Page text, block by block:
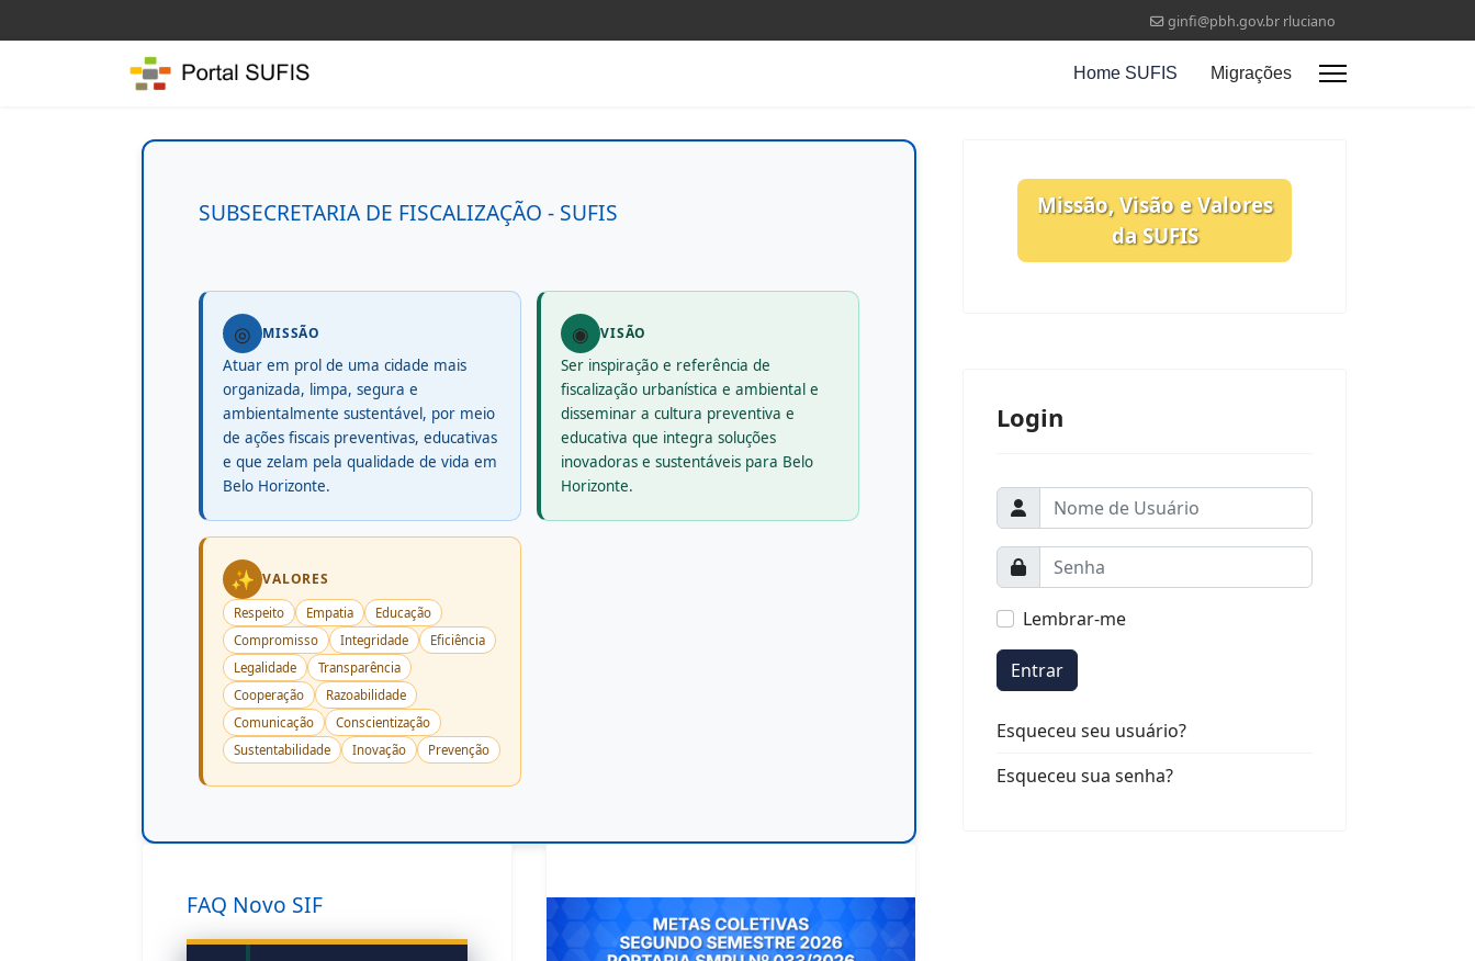
ginfi@pbh.gov.br rluciano
Home SUFIS Migrações
SUBSECRETARIA DE FISCALIZAÇÃO - SUFIS
◎ MISSÃO
Atuar em prol de uma cidade mais
organizada, limpa, segura e
ambientalmente sustentável, por meio
de ações fiscais preventivas, educativas
e que zelam pela qualidade de vida em
Belo Horizonte.
◉ VISÃO
Ser inspiração e referência de
fiscalização urbanística e ambiental e
disseminar a cultura preventiva e
educativa que integra soluções
inovadoras e sustentáveis para Belo
Horizonte.
✨ VALORES
Respeito Empatia
Educação
Compromisso
Integridade
Eficiência
Legalidade
Transparência
Cooperação
Razoabilidade
Comunicação
Conscientização
Sustentabilidade
Inovação Prevenção
FAQ Novo SIF
Missão, Visão e Valores
da SUFIS
Login
Lembrar-me
Entrar
Esqueceu seu usuário?
Esqueceu sua senha?